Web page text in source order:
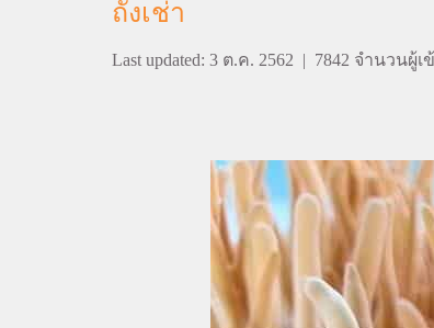
ถังเช่า
Last updated: 3 ต.ค. 2562 | 7842 จำนวนผู้เ